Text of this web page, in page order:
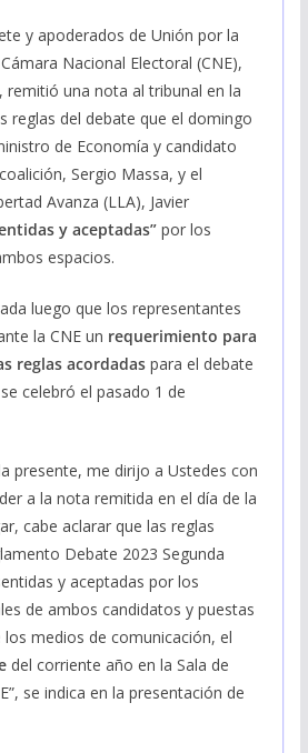
y apoderados de Unión por la
Nacional Electoral (CNE),
remitió una nota al tribunal en la
reglas del debate que el domingo
de Economía y candidato
Sergio Massa, y el
Avanza (LLA), Javier
y aceptadas”por los
espacios.
luego que los representantes
la CNE un requerimiento para
reglas acordadaspara el debate
celebró el pasado 1 de
presente, me dirijo a Ustedes con
a la nota remitida en el día de la
cabe aclarar que las reglas
Debate 2023 Segunda
y aceptadas por los
de ambos candidatos y puestas
medios de comunicación, el
del corriente año en la Sala de
se indica en la presentación de